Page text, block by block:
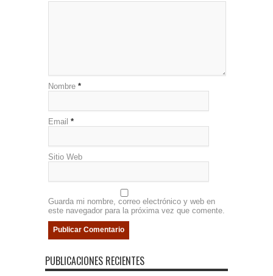
Nombre *
Email *
Sitio Web
Guarda mi nombre, correo electrónico y web en
este navegador para la próxima vez que comente.
PUBLICACIONES RECIENTES